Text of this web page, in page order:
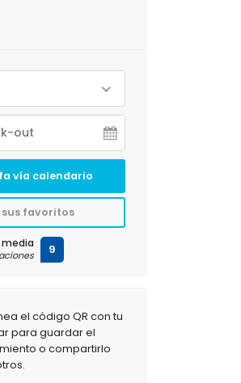
vía calendario
favoritos
9
el código QR con tu
para guardar el
o compartirlo